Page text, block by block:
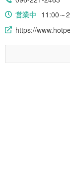
営業中 11:00～
https://